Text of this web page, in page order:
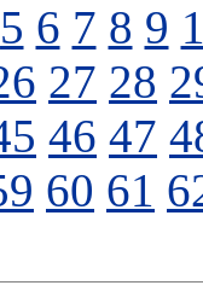
5 6 7 8 9
27 28
46 47
60 61